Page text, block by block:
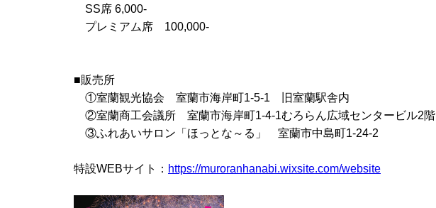
SS席 6,000-
プレミアム席 100,000-
■販売所
①室蘭観光協会 室蘭市海岸町1-5-1 旧室蘭駅舎内
②室蘭商工会議所 室蘭市海岸町1-4-1むろらん広域センタービル2階
③ふれあいサロン「ほっとな～る」 室蘭市中島町1-24-2
特設WEBサイト： https://muroranhanabi.wixsite.com/website